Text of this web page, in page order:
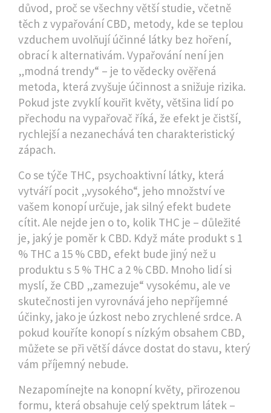
důvod, proč se všechny větší studie, včetně
těch z vypařování CBD, metody, kde se teplou
vzduchem uvolňují účinné látky bez hoření,
obrací k alternativám. Vypařování není jen
„modná trendy“ – je to vědecky ověřená
metoda, která zvyšuje účinnost a snižuje rizika.
Pokud jste zvyklí kouřit květy, většina lidí po
přechodu na vypařovač říká, že efekt je čistší,
rychlejší a nezanechává ten charakteristický
zápach.
Co se týče THC, psychoaktivní látky, která
vytváří pocit „vysokého“, jeho množství ve
vašem konopí určuje, jak silný efekt budete
cítit. Ale nejde jen o to, kolik THC je – důležité
je, jaký je poměr k CBD. Když máte produkt s 1
% THC a 15 % CBD, efekt bude jiný než u
produktu s 5 % THC a 2 % CBD. Mnoho lidí si
myslí, že CBD „zamezuje“ vysokému, ale ve
skutečnosti jen vyrovnává jeho nepříjemné
účinky, jako je úzkost nebo zrychlené srdce. A
pokud kouříte konopí s nízkým obsahem CBD,
můžete se při větší dávce dostat do stavu, který
vám příjemný nebude.
Nezapomínejte na konopní květy, přirozenou
formu, která obsahuje celý spektrum látek –